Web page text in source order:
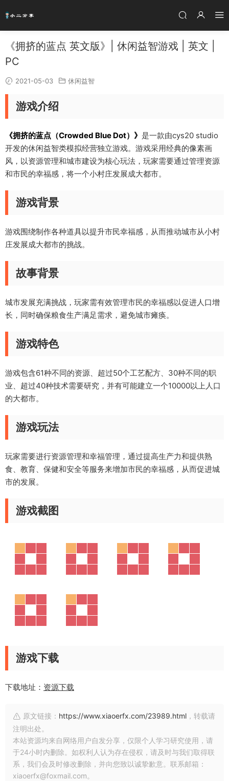
《拥挤的蓝点 英文版》| 休闲益智游戏 | 英文 |
PC
2021-05-03 休闲益智
游戏介绍
《拥挤的蓝点（Crowded Blue Dot）》 是一款由cys20 studio
开发的休闲益智类模拟经营独立游戏。游戏采用经典的像素画
风，以资源管理和城市建设为核心玩法，玩家需要通过管理资源
和市民的幸福感，将一个小村庄发展成大都市。
游戏背景
游戏围绕制作各种道具以提升市民幸福感，从而推动城市从小村
庄发展成大都市的挑战。
故事背景
城市发展充满挑战，玩家需有效管理市民的幸福感以促进人口增
长，同时确保粮食生产满足需求，避免城市瘫痪。
游戏特色
游戏包含61种不同的资源、超过50个工艺配方、30种不同的职
业、超过40种技术需要研究，并有可能建立一个10000以上人口
的大都市。
游戏玩法
玩家需要进行资源管理和幸福管理，通过提高生产力和提供熟
食、教育、保健和安全等服务来增加市民的幸福感，从而促进城
市的发展。
游戏截图
游戏下载
下载地址： 资源下载
原文链接： https://www.xiaoerfx.com/23989.html ，转载请
注明出处。
本站资源均来自网络用户自发分享，仅限个人学习研究使用，请
于24小时内删除。如权利人认为存在侵权，请及时与我们取得联
系，我们会及时修改删除，并向您致以诚挚歉意。联系邮箱：
xiaoerfx@foxmail.com。